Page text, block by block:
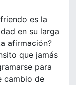
es la
en su larga
afirmación?
que jamás
para
cambio de